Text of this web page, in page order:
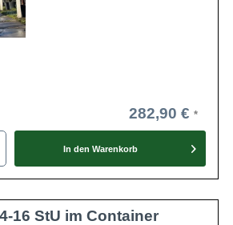
282,90 €
In den Warenkorb
16 StU im Container